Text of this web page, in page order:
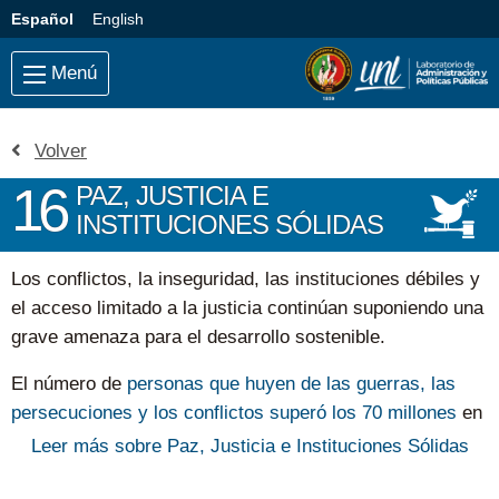
Saltar al contenido principal
Idioma:
Español English
Menú
Volver
16 PAZ, JUSTICIA E
INSTITUCIONES SÓLIDAS
Los conflictos, la inseguridad, las instituciones débiles y
el acceso limitado a la justicia continúan suponiendo una
grave amenaza para el desarrollo sostenible.
El número de personas que huyen de las guerras, las
persecuciones y los conflictos superó los 70 millones en
2018, la cifra más alta registrada por la Oficina del Alto
Leer más sobre Paz, Justicia e Instituciones Sólidas